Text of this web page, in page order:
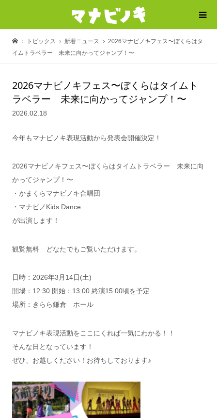
トピックス 新着ニュース
2026マナビノキフェス〜ぼくらはタ
イムトラベラー 未来に向かってジャンプ！〜
2026マナビノキフェス〜ぼくらはタイムト
ラベラー 未来に向かってジャンプ！〜
2026.02.18
今年もマナビノキ表現活動から発表会開催決定！
2026マナビノキフェス〜ぼくらはタイムトラベラー 未来に向
かってジャンプ！〜
・かまくらマナビノキ合唱団
・マナビノKids Dance
が出演します！
観覧無料 どなたでもご覧いただけます。
日時：2026年3月14日(土)
開場：12:30 開始：13:00 終演15:00頃を予定
場所：きらら鎌倉 ホール
マナビノキ表現活動をここにくれば一気にわかる！！
そんな日となっています！
ぜひ、お越しください！お待ちしております♪